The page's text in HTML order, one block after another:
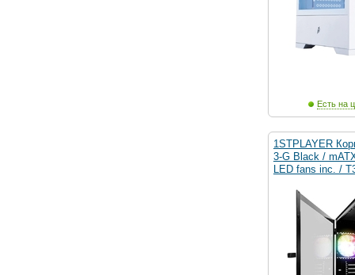
Есть на
1STPLAYER
3-G Black /
LED fans inc. /